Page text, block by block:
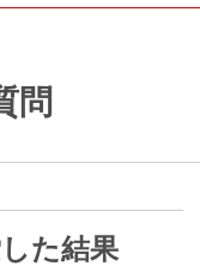
問
た結果